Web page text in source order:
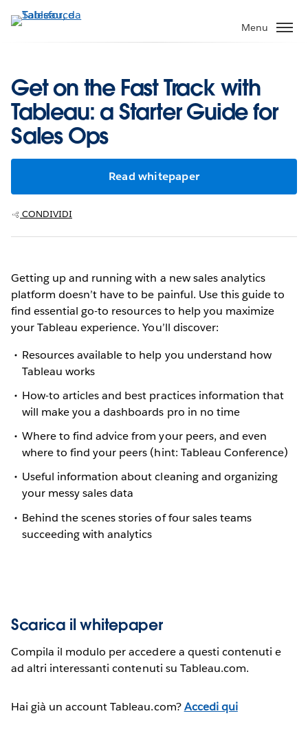
Passa
Menu
Get on the Fast Track with
Tableau: a Starter Guide for
Sales Ops
Read whitepaper
CONDIVIDI
Getting up and running with a new sales analytics
platform doesn’t have to be painful. Use this guide to
find essential go-to resources to help you maximize
your Tableau experience. You’ll discover:
Resources available to help you understand how
Tableau works
How-to articles and best practices information that
will make you a dashboards pro in no time
Where to find advice from your peers, and even
where to find your peers (hint: Tableau Conference)
Useful information about cleaning and organizing
your messy sales data
Behind the scenes stories of four sales teams
succeeding with analytics
Scarica il whitepaper
Compila il modulo per accedere a questi contenuti e
ad altri interessanti contenuti su Tableau.com.
Hai già un account Tableau.com?Accedi qui